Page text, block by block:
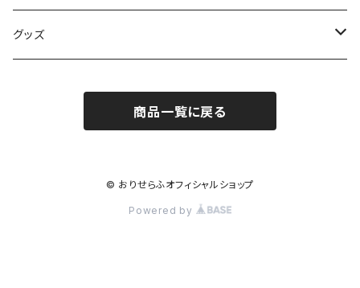
シングル
グッズ
商品一覧に戻る
© おりせらふオフィシャルショップ
Powered by